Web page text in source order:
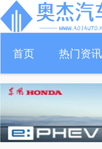
首页 热门资讯